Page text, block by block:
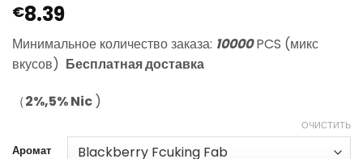
Рейтинг
из 5 на
опроса
1
пользователя
€8.39
Минимальное количество заказа: 10000 PCS (микс
вкусов) Бесплатная доставка
（2%,5% Nic )
Аромат
ОЧИСТИТЬ